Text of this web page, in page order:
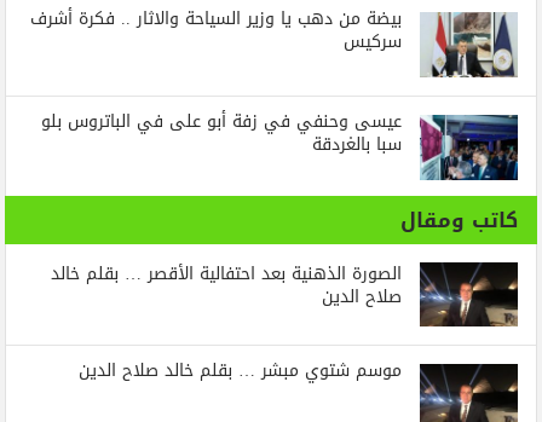
بيضة من دهب يا وزير السياحة والاثار .. فكرة أشرف
سركيس
عيسى وحنفي في زفة أبو على في الباتروس بلو
سبا بالغردقة
كاتب ومقال
الصورة الذهنية بعد احتفالية الأقصر … بقلم خالد
صلاح الدين
موسم شتوي مبشر … بقلم خالد صلاح الدين